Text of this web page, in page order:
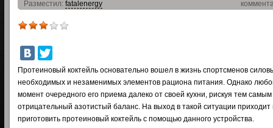
Разместил: fatalenergy
Протеиновый коктейль основательно вошел в жизнь спортсменов
необходимых и незаменимых элементов рациона питания. Однако
момент очередного его приема далеко от своей кухни, рискуя тем самым
отрицательный азотистый баланс. На выход в такой ситуации
приготовить протеиновый коктейль с помощью данного устройства.